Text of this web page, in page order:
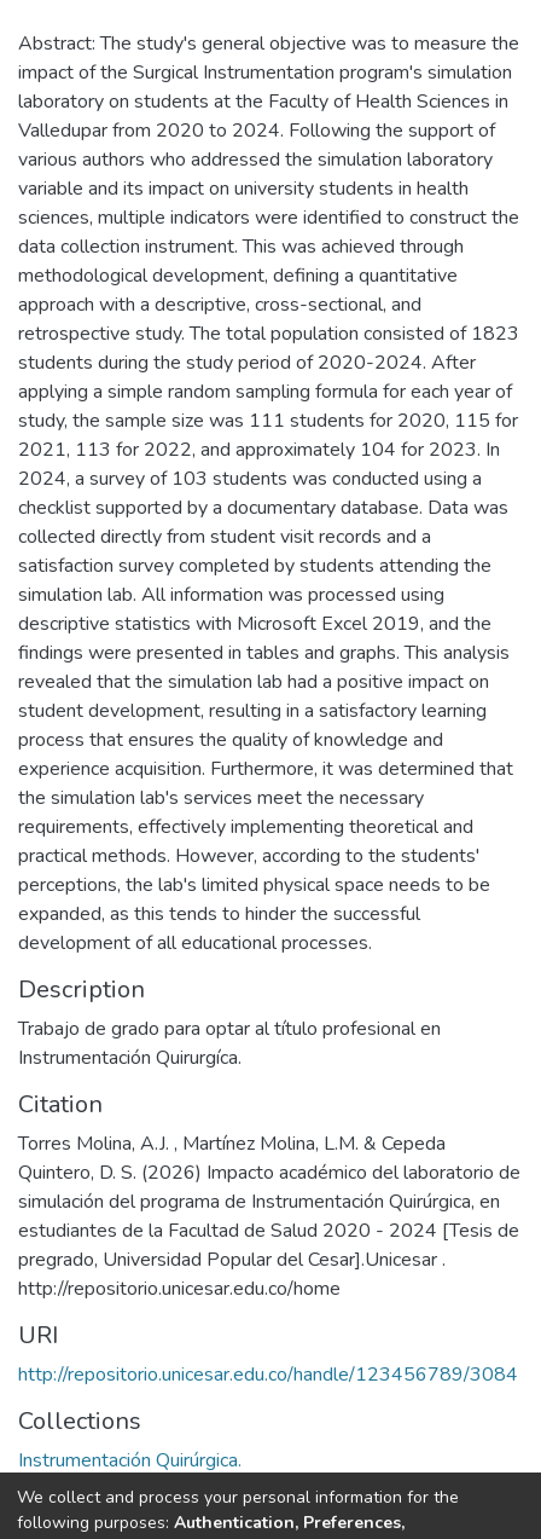
Abstract: The study's general objective was to measure the
impact of the Surgical Instrumentation program's simulation
laboratory on students at the Faculty of Health Sciences in
Valledupar from 2020 to 2024. Following the support of
various authors who addressed the simulation laboratory
variable and its impact on university students in health
sciences, multiple indicators were identified to construct the
data collection instrument. This was achieved through
methodological development, defining a quantitative
approach with a descriptive, cross-sectional, and
retrospective study. The total population consisted of 1823
students during the study period of 2020-2024. After
applying a simple random sampling formula for each year of
study, the sample size was 111 students for 2020, 115 for
2021, 113 for 2022, and approximately 104 for 2023. In
2024, a survey of 103 students was conducted using a
checklist supported by a documentary database. Data was
collected directly from student visit records and a
satisfaction survey completed by students attending the
simulation lab. All information was processed using
descriptive statistics with Microsoft Excel 2019, and the
findings were presented in tables and graphs. This analysis
revealed that the simulation lab had a positive impact on
student development, resulting in a satisfactory learning
process that ensures the quality of knowledge and
experience acquisition. Furthermore, it was determined that
the simulation lab's services meet the necessary
requirements, effectively implementing theoretical and
practical methods. However, according to the students'
perceptions, the lab's limited physical space needs to be
expanded, as this tends to hinder the successful
development of all educational processes.
Description
Trabajo de grado para optar al título profesional en
Instrumentación Quirurgíca.
Citation
Torres Molina, A.J. , Martínez Molina, L.M. & Cepeda
Quintero, D. S. (2026) Impacto académico del laboratorio de
simulación del programa de Instrumentación Quirúrgica, en
estudiantes de la Facultad de Salud 2020 - 2024 [Tesis de
pregrado, Universidad Popular del Cesar].Unicesar .
http://repositorio.unicesar.edu.co/home
URI
http://repositorio.unicesar.edu.co/handle/123456789/3084
Collections
Instrumentación Quirúrgica.
Full item page
We collect and process your personal information for the
following purposes: Authentication, Preferences,